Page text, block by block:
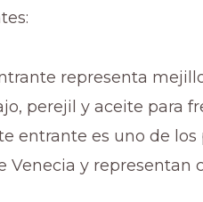
representa
perejil y aceite para
entrante es uno de
Venecia y representan